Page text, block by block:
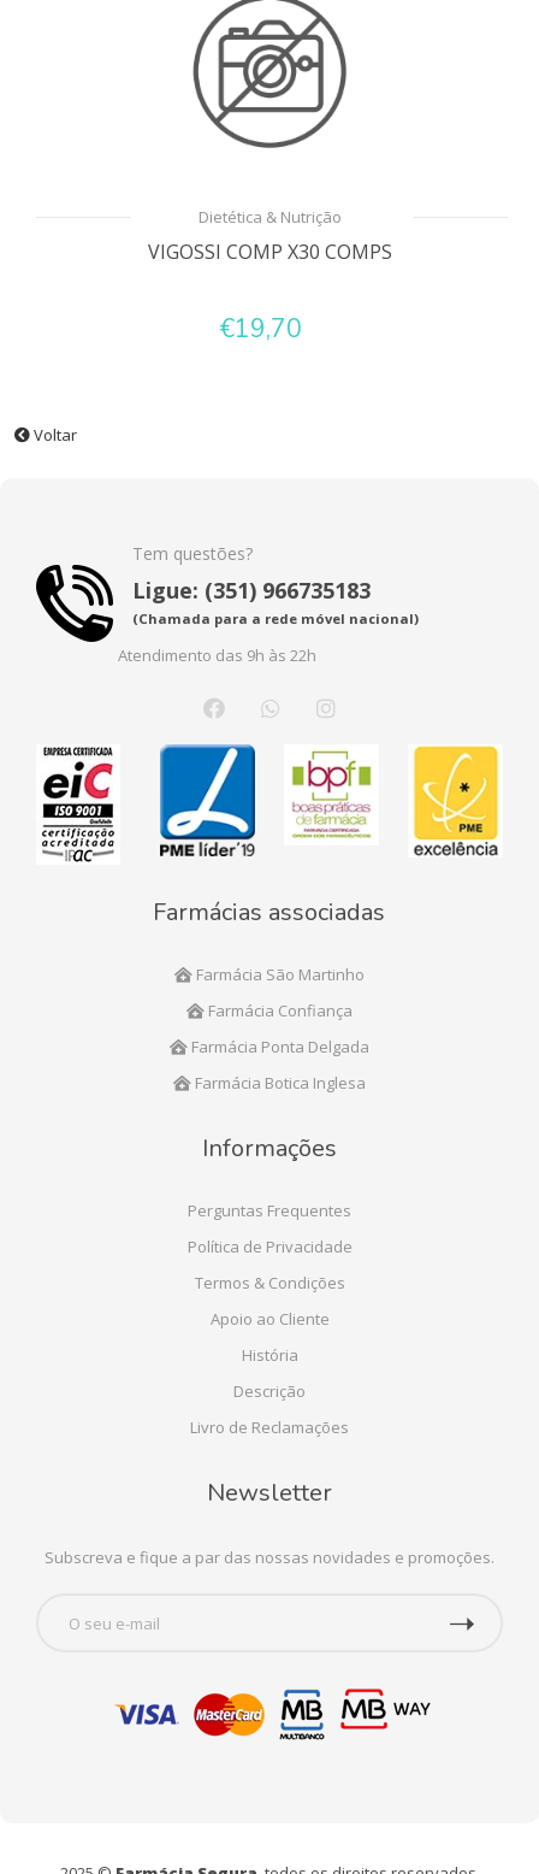
Dietética & Nutrição
VIGOSSI COMP X30 COMPS
€19,70
Voltar
Tem questões?
Ligue: (351) 966735183
(Chamada para a rede móvel nacional)
Atendimento das 9h às 22h
Farmácias associadas
Farmácia São Martinho
Farmácia Confiança
Farmácia Ponta Delgada
Farmácia Botica Inglesa
Informações
Perguntas Frequentes
Política de Privacidade
Termos & Condições
Apoio ao Cliente
História
Descrição
Livro de Reclamações
Newsletter
Subscreva e fique a par das nossas novidades e promoções.